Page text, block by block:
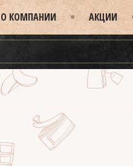
О КОМПАНИИ АКЦИИ